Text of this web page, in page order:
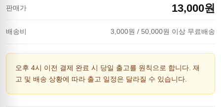
판매가 13,000원
배송비 3,000원 / 50,000원 이상 무료배송
오후 4시 이전 결제 완료 시 당일 출고를 원칙으로 합니다. 재
고 및 배송 상황에 따라 출고 일정은 달라질 수 있습니다.